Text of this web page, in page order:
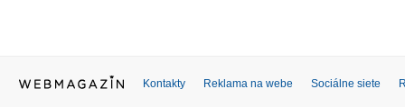
Kontakty Reklama na webe Sociálne siete